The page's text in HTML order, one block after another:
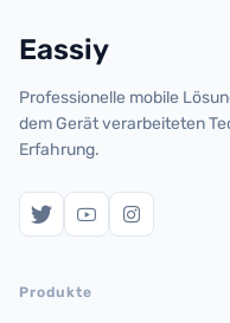
Eassiy
Professionelle mobile
dem Gerät verarbeiteten
Erfahrung.
Produkte